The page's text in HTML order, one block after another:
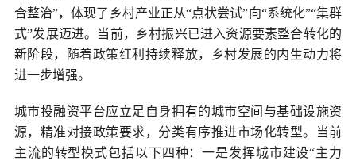
合整治”，体现了乡村产业正从“点状尝试”向“系统化”“集群
式”发展迈进。当前，乡村振兴已进入资源要素整合转化的
新阶段，随着政策红利持续释放，乡村发展的内生动力将
进一步增强。
城市投融资平台应立足自身拥有的城市空间与基础设施资
源，精准对接政策要求，分类有序推进市场化转型。当前
主流的转型模式包括以下四种：一是发挥城市建设“主力